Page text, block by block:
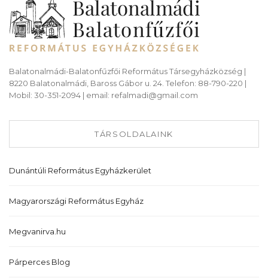
Balatonalmádi-Balatonfűzfői Református Társegyházközség |
8220 Balatonalmádi, Baross Gábor u. 24. Telefon: 88-790-220 |
Mobil: 30-351-2094 | email: refalmadi@gmail.com
TÁRSOLDALAINK
Dunántúli Református Egyházkerület
Magyarországi Református Egyház
Megvanirva.hu
Párperces Blog